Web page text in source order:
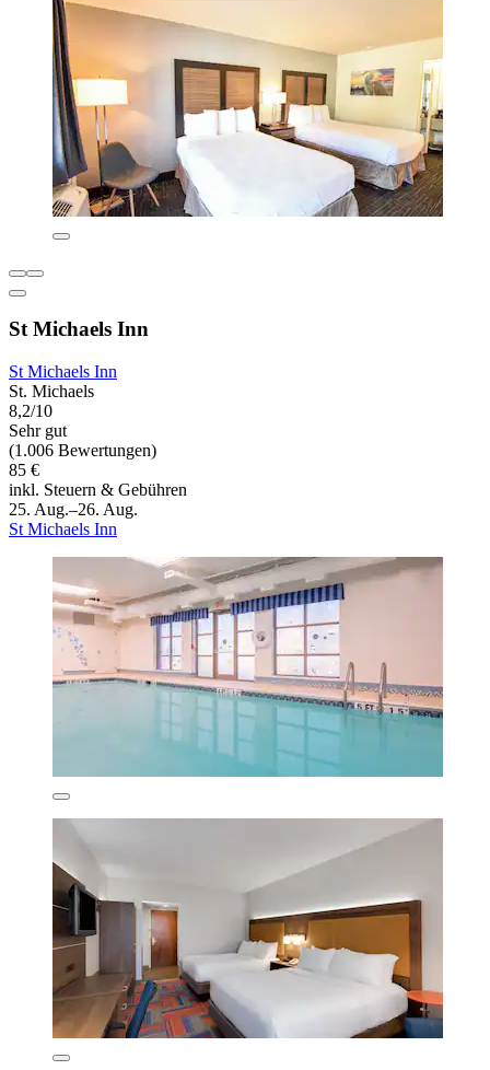
St Michaels Inn
St Michaels Inn
St. Michaels
8,2/10
Sehr gut
(1.006 Bewertungen)
85 €
inkl. Steuern & Gebühren
25. Aug.–26. Aug.
St Michaels Inn